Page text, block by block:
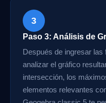
3
Paso 3: Análisis de
Después de ingresar
analizar el gráfico
intersección, los
elementos relevantes